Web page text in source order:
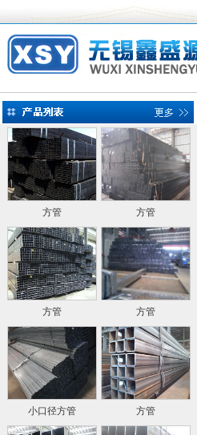
方管 方管
方管 方管
小口径方管 方管